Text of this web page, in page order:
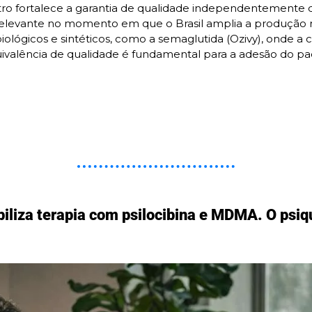
fortalece a garantia de qualidade independentemente
no momento em que o Brasil amplia a produção
e sintéticos, como a semaglutida (Ozivy), onde a
de qualidade é fundamental para a adesão do
terapia com psilocibina e MDMA. O